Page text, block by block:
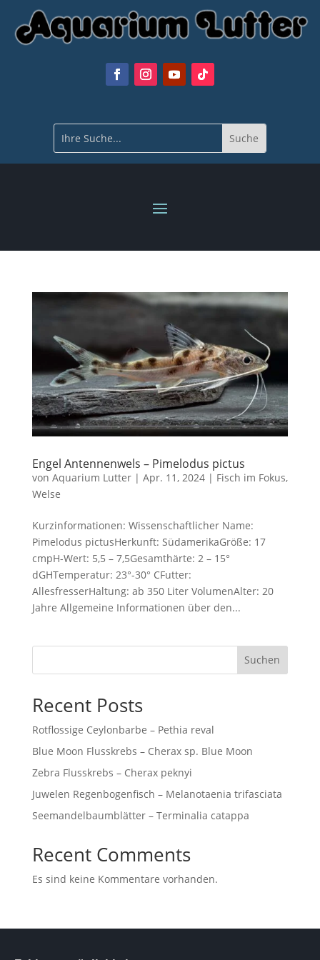
Engel Antennenwels – Pimelodus pictus
von Aquarium Lutter| Apr. 11, 2024| Fisch im Fokus,
Welse
Kurzinformationen: Wissenschaftlicher Name:
Pimelodus pictusHerkunft: SüdamerikaGröße: 17
cmpH-Wert: 5,5 – 7,5Gesamthärte: 2 – 15°
dGHTemperatur: 23°-30° CFutter:
AllesfresserHaltung: ab 350 Liter VolumenAlter: 20
Jahre Allgemeine Informationen über den...
Suchen
Recent Posts
Rotflossige Ceylonbarbe – Pethia reval
Blue Moon Flusskrebs – Cherax sp. Blue Moon
Zebra Flusskrebs – Cherax peknyi
Juwelen Regenbogenfisch – Melanotaenia trifasciata
Seemandelbaumblätter – Terminalia catappa
Recent Comments
Es sind keine Kommentare vorhanden.